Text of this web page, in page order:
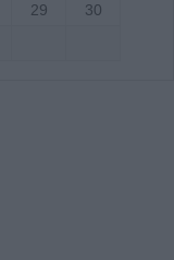
29
30